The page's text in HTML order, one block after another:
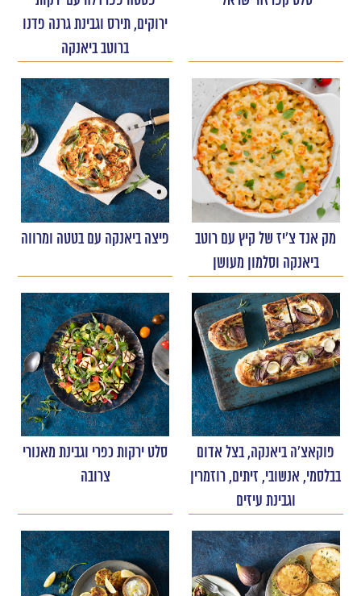
ירוקים, תירס וגבינת גרנה פדנו
ברוטב ביאנקה
מק אנד צ'יז של קיץ עם רוטב
ביאנקה וסלמון מעושן
פיצה ביאנקה עם בטטה ומרווה
פוקאצ'ה ביאנקה, בצל אדום
בבלסמי, אנשובי, זיתים, רוזמרין
וגבינת עיזים
סלט ירקות כפרי וגבינת מאנורי
צרובה